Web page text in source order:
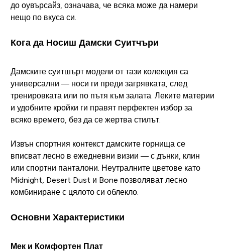
до оувърсайз, означава, че всяка може да намери
нещо по вкуса си.
Кога да Носиш Дамски Суитчъри
Дамските суитшърт модели от тази колекция са
универсални — носи ги преди загрявката, след
тренировката или по пътя към залата. Леките материи
и удобните кройки ги правят перфектен избор за
всяко времето, без да се жертва стилът.
Извън спортния контекст дамските горнища се
вписват лесно в ежедневни визии — с дънки, клин
или спортни панталони. Неутралните цветове като
Midnight, Desert Dust и Bone позволяват лесно
комбиниране с цялото си облекло.
Основни Характеристики
Мек и Комфортен Плат